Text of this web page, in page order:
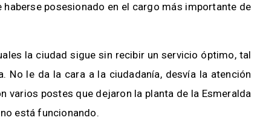
posesionado en el cargo más importante de
la ciudad sigue sin recibir un servicio óptimo, tal
No le da la cara a la ciudadanía, desvía la atención
varios postes que dejaron la planta de la Esmeralda
está funcionando.